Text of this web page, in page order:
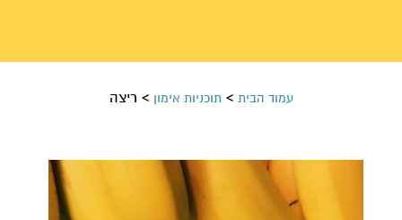
עמוד הבית > תוכניות אימון > ריצה